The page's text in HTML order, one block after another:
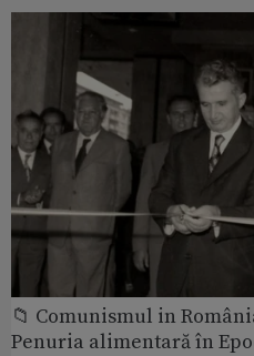
📁 Comunismul in
Penuria alimentară în